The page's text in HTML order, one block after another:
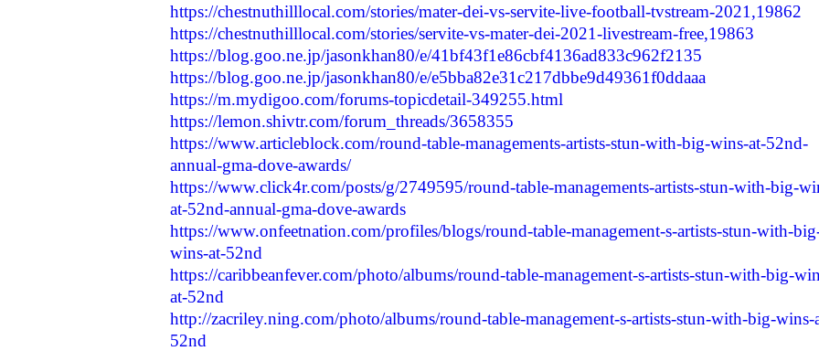
https://chestnuthilllocal.com/stories/mater-dei-vs-servite-live-football-tvstream-2021,19862
https://chestnuthilllocal.com/stories/servite-vs-mater-dei-2021-livestream-free,19863
https://blog.goo.ne.jp/jasonkhan80/e/41bf43f1e86cbf4136ad833c962f2135
https://blog.goo.ne.jp/jasonkhan80/e/e5bba82e31c217dbbe9d49361f0ddaaa
https://m.mydigoo.com/forums-topicdetail-349255.html
https://lemon.shivtr.com/forum_threads/3658355
https://www.articleblock.com/round-table-managements-artists-stun-with-big-wins-at-52nd-
annual-gma-dove-awards/
https://www.click4r.com/posts/g/2749595/round-table-managements-artists-stun-with-big-
at-52nd-annual-gma-dove-awards
https://www.onfeetnation.com/profiles/blogs/round-table-management-s-artists-stun-with-
wins-at-52nd
https://caribbeanfever.com/photo/albums/round-table-management-s-artists-stun-with-big-
at-52nd
http://zacriley.ning.com/photo/albums/round-table-management-s-artists-stun-with-big-wins-
52nd